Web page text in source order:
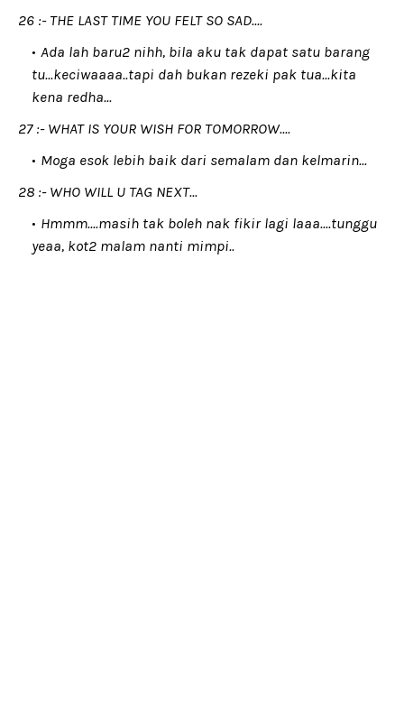
26 :- THE LAST TIME YOU FELT SO SAD....
Ada lah baru2 nihh, bila aku tak dapat satu barang
tu...keciwaaaa..tapi dah bukan rezeki pak tua...kita
kena redha...
27 :- WHAT IS YOUR WISH FOR TOMORROW....
Moga esok lebih baik dari semalam dan kelmarin...
28 :- WHO WILL U TAG NEXT...
Hmmm....masih tak boleh nak fikir lagi laaa....tunggu
yeaa, kot2 malam nanti mimpi..